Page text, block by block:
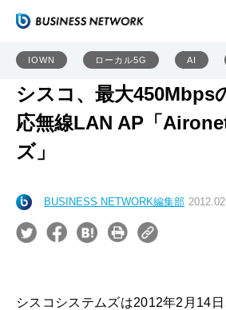
IOWN ローカル5G AI
シスコ、最大450Mbps
応無線LAN AP「
ズ」
BUSINESS NETWORK編集部
シスコシステムズは2012年2月14